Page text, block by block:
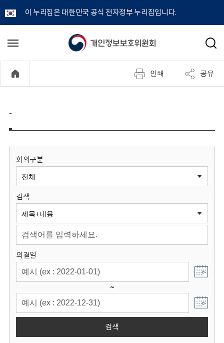
이 누리집은 대한민국 공식 전자정부 누리집입니다.
개
정
보
원
회
메
기
검
인쇄 공유
-
회의구분
검색
의결일
~
검색